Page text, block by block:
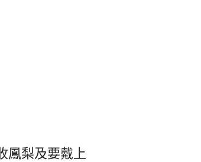
鳳梨及要戴上